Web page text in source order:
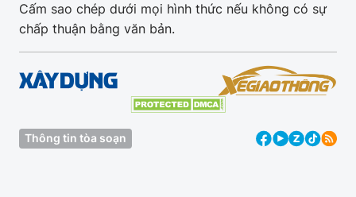
Cấm sao chép dưới mọi hình thức nếu không có sự
chấp thuận bằng văn bản.
Thông tin tòa soạn